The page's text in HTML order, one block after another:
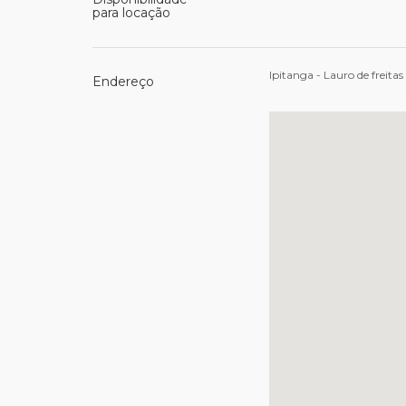
para locação
Endereço Ipitanga - Lauro de freitas